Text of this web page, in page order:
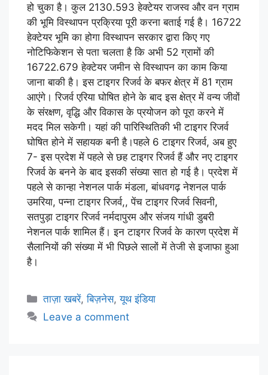
हो चुका है। कुल 2130.593 हेक्टेयर राजस्व और वन ग्राम
की भूमि विस्थापन प्रक्रिया पूरी करना बताई गई है। 16722
हेक्टेयर भूमि का होगा विस्थापन सरकार द्वारा किए गए
नोटिफिकेशन से पता चलता है कि अभी 52 ग्रामों की
16722.679 हेक्टेयर जमीन से विस्थापन का काम किया
जाना बाकी है। इस टाइगर रिजर्व के बफर क्षेत्र में 81 ग्राम
आएंगे। रिजर्व एरिया घोषित होने के बाद इस क्षेत्र में वन्य जीवों
के संरक्षण, वृद्धि और विकास के प्रयोजन को पूरा करने में
मदद मिल सकेगी। यहां की पारिस्थितिकी भी टाइगर रिजर्व
घोषित होने में सहायक बनी है।पहले 6 टाइगर रिजर्व, अब हुए
7- इस प्रदेश में पहले से छह टाइगर रिजर्व हैं और नए टाइगर
रिजर्व के बनने के बाद इसकी संख्या सात हो गई है। प्रदेश में
पहले से कान्हा नेशनल पार्क मंडला, बांधवगढ़ नेशनल पार्क
उमरिया, पन्ना टाइगर रिजर्व,, पेंच टाइगर रिजर्व सिवनी,
सतपुड़ा टाइगर रिजर्व नर्मदापुरम और संजय गांधी डुबरी
नेशनल पार्क शामिल हैं। इन टाइगर रिजर्व के कारण प्रदेश में
सैलानियों की संख्या में भी पिछले सालों में तेजी से इजाफा हुआ
है।
ताज़ा खबरें,बिज़नेस,यूथ इंडिया
Leave a comment